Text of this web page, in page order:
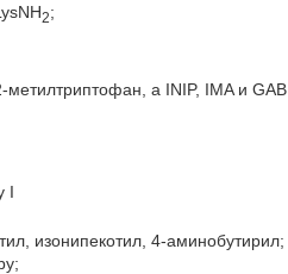
2;
метилтриптофан, a INIP, IMA и GAB
I
изонипекотил, 4-аминобутирил;